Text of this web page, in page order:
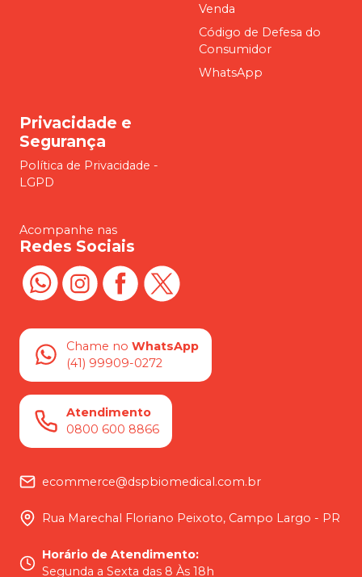
Venda
Código de Defesa do
Consumidor
WhatsApp
Privacidade e
Segurança
Política de Privacidade -
LGPD
Acompanhe nas
Redes Sociais
Chame no WhatsApp
(41) 99909-0272
Atendimento
0800 600 8866
ecommerce@dspbiomedical.com.br
Rua Marechal Floriano Peixoto, Campo Largo - PR
Horário de Atendimento:
Segunda a Sexta das 8 Às 18h